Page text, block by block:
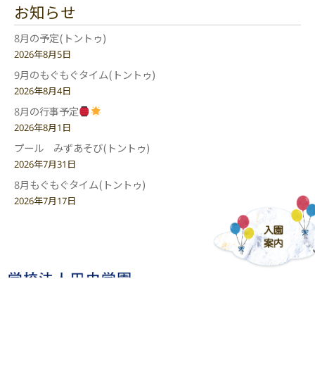
お知らせ
8月の予定(トントゥ)
2026年8月5日
9月のもぐもぐタイム(トントゥ)
2026年8月4日
8月の行事予定
2026年8月1日
プール みずあそび(トントゥ)
2026年7月31日
8月もぐもぐタイム(トントゥ)
2026年7月17日